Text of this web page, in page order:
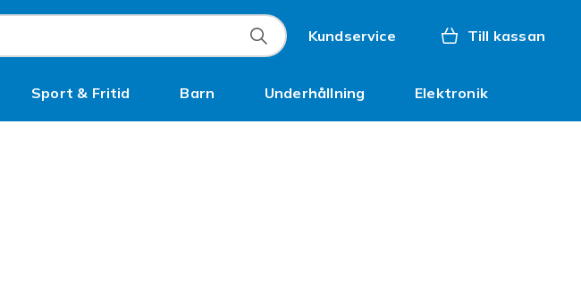
Kundservice Till kassan
Sport & Fritid Barn Underhållning Elektronik